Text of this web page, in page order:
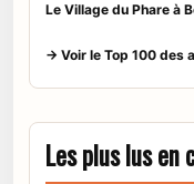
Le Village du Phare à
→ Voir le Top 100 des
Les plus lus en